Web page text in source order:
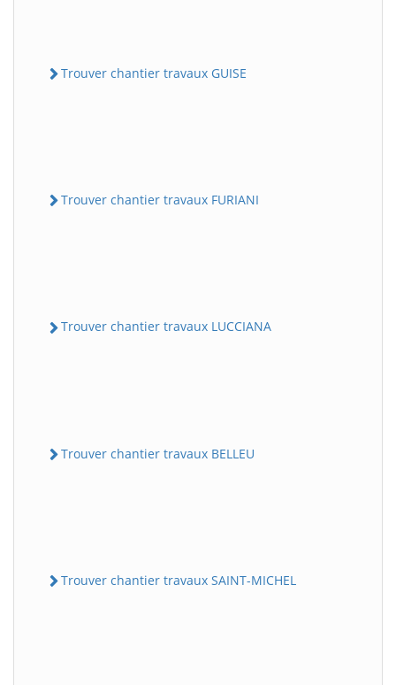
Trouver chantier travaux GUISE
Trouver chantier travaux FURIANI
Trouver chantier travaux LUCCIANA
Trouver chantier travaux BELLEU
Trouver chantier travaux SAINT-MICHEL